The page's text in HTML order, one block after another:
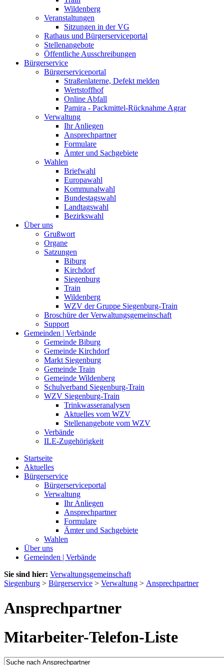
Wildenberg
Veranstaltungen
Sitzungen in der VG
Rathaus und Bürgerserviceportal
Stellenangebote
Öffentliche Ausschreibungen
Bürgerservice
Bürgerserviceportal
Straßenlaterne, Defekt melden
Wertstoffhof
Online Abfall
Pamira - Packmittel-Rücknahme Agrar
Verwaltung
Ihr Anliegen
Ansprechpartner
Formulare
Ämter und Sachgebiete
Wahlen
Briefwahl
Europawahl
Kommunalwahl
Bundestagswahl
Landtagswahl
Bezirkswahl
Über uns
Grußwort
Organe
Satzungen
Biburg
Kirchdorf
Siegenburg
Train
Wildenberg
WZV der Gruppe Siegenburg-Train
Broschüre der Verwaltungsgemeinschaft
Support
Gemeinden | Verbände
Gemeinde Biburg
Gemeinde Kirchdorf
Markt Siegenburg
Gemeinde Train
Gemeinde Wildenberg
Schulverband Siegenburg-Train
WZV Siegenburg-Train
Trinkwasseranalysen
Aktuelles vom WZV
Stellenangebote vom WZV
Verbände
ILE-Zugehörigkeit
Startseite
Aktuelles
Bürgerservice
Bürgerserviceportal
Verwaltung
Ihr Anliegen
Ansprechpartner
Formulare
Ämter und Sachgebiete
Wahlen
Über uns
Gemeinden | Verbände
Sie sind hier: Verwaltungsgemeinschaft
Siegenburg > Bürgerservice > Verwaltung > Ansprechpartner
Ansprechpartner
Mitarbeiter-Telefon-Liste